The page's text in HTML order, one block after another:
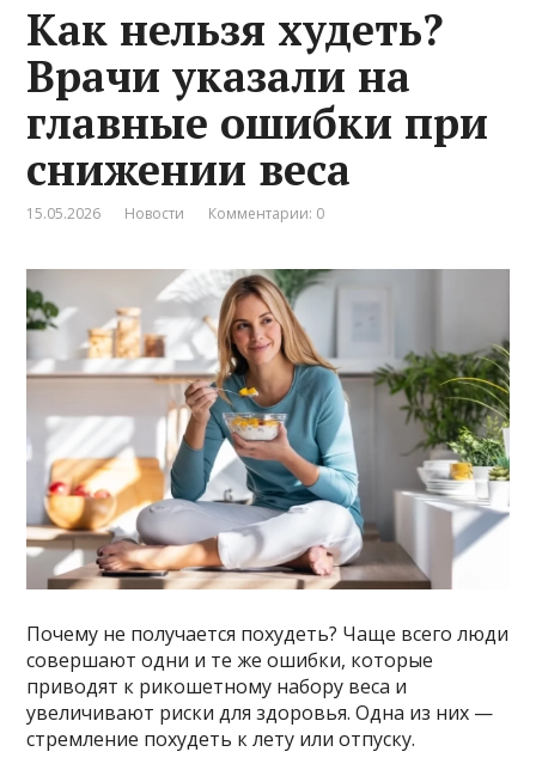
Как нельзя худеть?
Врачи указали на
главные ошибки при
снижении веса
15.05.2026 Новости Комментарии: 0
Почему не получается похудеть? Чаще всего люди
совершают одни и те же ошибки, которые
приводят к рикошетному набору веса и
увеличивают риски для здоровья. Одна из них —
стремление похудеть к лету или отпуску.